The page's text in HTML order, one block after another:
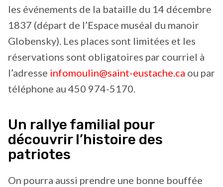
les événements de la bataille du 14 décembre
1837 (départ de l’Espace muséal du manoir
Globensky). Les places sont limitées et les
réservations sont obligatoires par courriel à
l’adresse infomoulin@saint-eustache.ca ou par
téléphone au 450 974-5170.
Un rallye familial pour
découvrir l’histoire des
patriotes
On pourra aussi prendre une bonne bouffée